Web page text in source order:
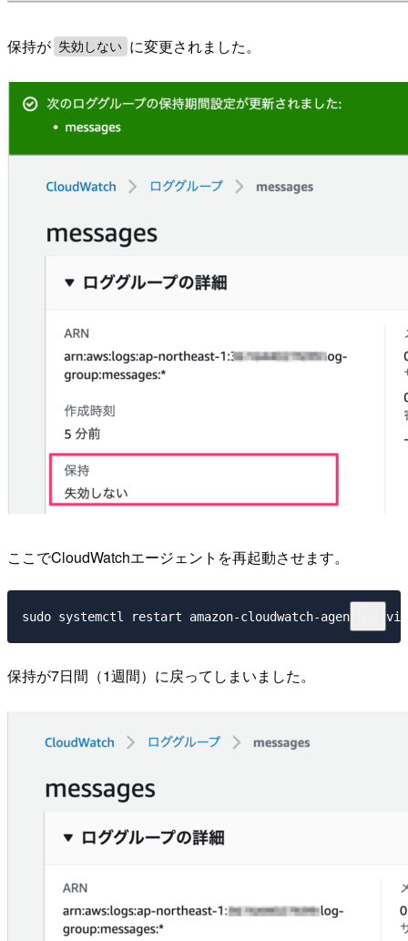
保持が 失効しない に変更されました。
ここでCloudWatchエージェントを再起動させます。
保持が7日間（1週間）に戻ってしまいました。